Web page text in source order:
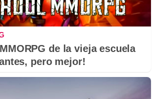
de la vieja escuela
pero mejor!